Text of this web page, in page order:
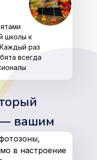
школы к
раз
всегда
— вашим
в настроение